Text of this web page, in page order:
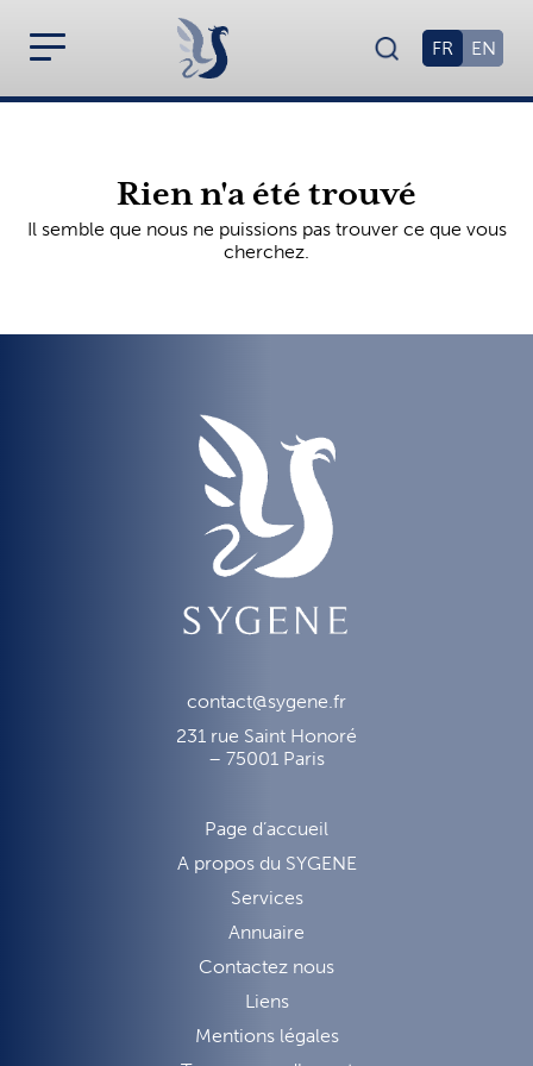
EN
FR
Rien n'a été trouvé
Il semble que nous ne puissions pas trouver ce que vous
cherchez.
contact@sygene.fr
231 rue Saint Honoré
– 75001 Paris
Page d’accueil
A propos du SYGENE
Services
Annuaire
Contactez nous
Liens
Mentions légales